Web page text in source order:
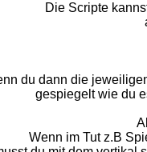
Die Scripte
du dann die
gespiegelt wie du
Wenn im Tut z.B